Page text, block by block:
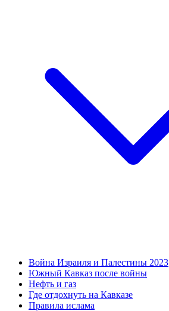
Война Израиля и Палестины 2023
Южный Кавказ после войны
Нефть и газ
Где отдохнуть на Кавказе
Правила ислама